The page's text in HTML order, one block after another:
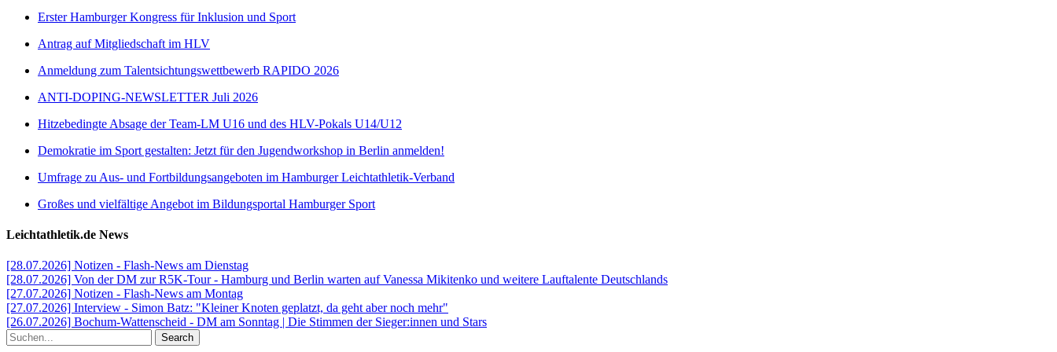
Erster Hamburger Kongress für Inklusion und Sport
Antrag auf Mitgliedschaft im HLV
Anmeldung zum Talentsichtungswettbewerb RAPIDO 2026
ANTI-DOPING-NEWSLETTER Juli 2026
Hitzebedingte Absage der Team-LM U16 und des HLV-Pokals U14/U12
Demokratie im Sport gestalten: Jetzt für den Jugendworkshop in Berlin anmelden!
Umfrage zu Aus- und Fortbildungsangeboten im Hamburger Leichtathletik-Verband
Großes und vielfältige Angebot im Bildungsportal Hamburger Sport
Leichtathletik.de News
[28.07.2026] Notizen - Flash-News am Dienstag
[28.07.2026] Von der DM zur R5K-Tour - Hamburg und Berlin warten auf Vanessa Mikitenko und weitere Lauftalente Deutschlands
[27.07.2026] Notizen - Flash-News am Montag
[27.07.2026] Interview - Simon Batz: "Kleiner Knoten geplatzt, da geht aber noch mehr"
[26.07.2026] Bochum-Wattenscheid - DM am Sonntag | Die Stimmen der Sieger:innen und Stars
Search